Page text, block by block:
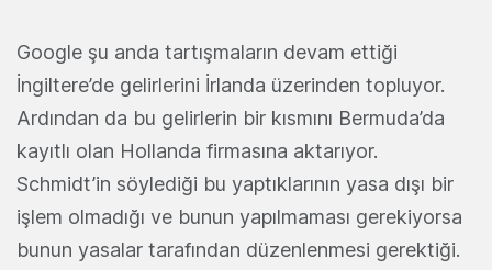
Google şu anda tartışmaların devam ettiği
İngiltere’de gelirlerini İrlanda üzerinden topluyor.
Ardından da bu gelirlerin bir kısmını Bermuda’da
kayıtlı olan Hollanda firmasına aktarıyor.
Schmidt’in söylediği bu yaptıklarının yasa dışı bir
işlem olmadığı ve bunun yapılmaması gerekiyorsa
bunun yasalar tarafından düzenlenmesi gerektiği.